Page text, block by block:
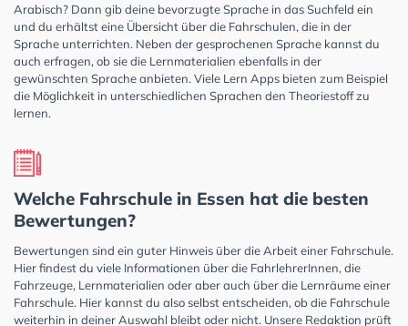
Arabisch? Dann gib deine bevorzugte Sprache in das Suchfeld ein
und du erhältst eine Übersicht über die Fahrschulen, die in der
Sprache unterrichten. Neben der gesprochenen Sprache kannst du
auch erfragen, ob sie die Lernmaterialien ebenfalls in der
gewünschten Sprache anbieten. Viele Lern Apps bieten zum Beispiel
die Möglichkeit in unterschiedlichen Sprachen den Theoriestoff zu
lernen.
Welche Fahrschule in Essen hat die besten
Bewertungen?
Bewertungen sind ein guter Hinweis über die Arbeit einer Fahrschule.
Hier findest du viele Informationen über die FahrlehrerInnen, die
Fahrzeuge, Lernmaterialien oder aber auch über die Lernräume einer
Fahrschule. Hier kannst du also selbst entscheiden, ob die Fahrschule
weiterhin in deiner Auswahl bleibt oder nicht. Unsere Redaktion prüft